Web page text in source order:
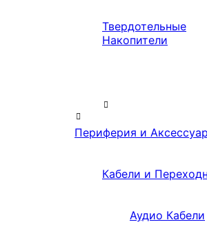
Твердотельные
Накопители
Периферия и
Кабели и
Аудио Кабели